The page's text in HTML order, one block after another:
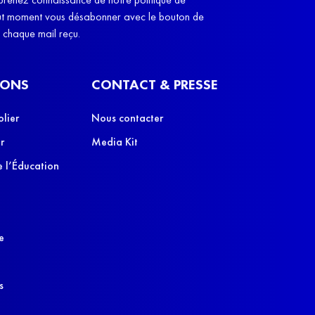
moment vous désabonner avec le bouton de
mail reçu.
l’Éducation
CONTACT & PRESSE
Nous contacter
Media Kit